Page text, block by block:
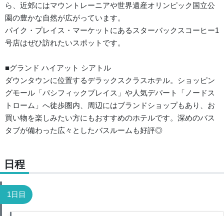
ら、近郊にはマウントレーニアや世界遺産オリンピック国立公
園の豊かな自然が広がっています。
パイク・プレイス・マーケットにあるスターバックスコーヒー1
号店はぜひ訪れたいスポットです。
■グランド ハイアット シアトル
ダウンタウンに位置するデラックスクラスホテル。ショッピン
グモール「パシフィックプレイス」や人気デパート「ノードス
トローム」へ徒歩圏内、周辺にはブランドショップもあり、お
買い物を楽しみたい方にもおすすめのホテルです。深めのバス
タブが備わった広々としたバスルームも好評◎
日程
1日目